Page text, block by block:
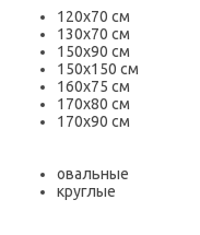
120х70 см
130х70 см
150х90 см
150х150 см
160х75 см
170х80 см
170х90 см
овальные
круглые